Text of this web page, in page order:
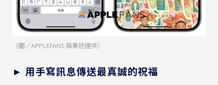
（圖／APPLEFANS 蘋果迷提供）
► 用手寫訊息傳送最真誠的祝福